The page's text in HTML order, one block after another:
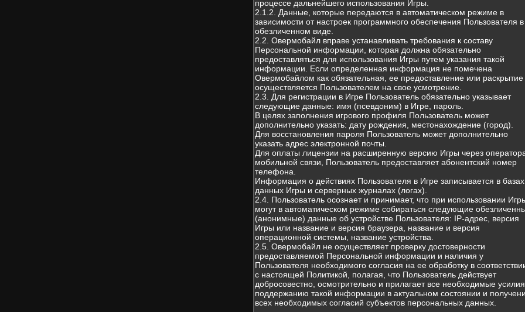
процессе дальнейшего использования Игры.
2.1.2. Данные, которые передаются в автоматическом режиме в
зависимости от настроек программного обеспечения Пользователя в
обезличенном виде.
2.2. Овермобайл вправе устанавливать требования к составу
Персональной информации, которая должна обязательно
предоставляться для использования Игры путем указания такой
информации. Если определенная информация не помечена
Овермобайлом как обязательная, ее предоставление или раскрытие
осуществляется Пользователем на свое усмотрение.
2.3. Для регистрации в Игре Пользователь обязательно указывает
следующие данные: имя (псевдоним) в Игре, пароль.
В целях заполнения игрового профиля Пользователь может
дополнительно указать: дату рождения, местонахождение (город).
Для восстановления пароля Пользователь может дополнительно
указать адрес электронной почты.
Для оплаты лицензии на расширенную версию Игры через
мобильной связи, Пользователь предоставляет абонентский номер
телефона.
Информация о действиях Пользователя в Игре записывается в базах
данных Игры и серверных журналах (логах).
2.4. Пользователь осознает и принимает, что при использовании
могут в автоматическом режиме собираться следующие
(анонимные) данные об устройстве Пользователя: IP-адрес, версия
Игры или название и версия браузера, название и версия
операционной системы, название устройства.
2.5. Овермобайл не осуществляет проверку достоверности
предоставляемой Персональной информации и наличия у
Пользователя необходимого согласия на ее обработку в
с настоящей Политикой, полагая, что Пользователь действует
добросовестно, осмотрительно и прилагает все необходимые
поддержанию такой информации в актуальном состоянии и
всех необходимых согласий субъектов персональных данных.